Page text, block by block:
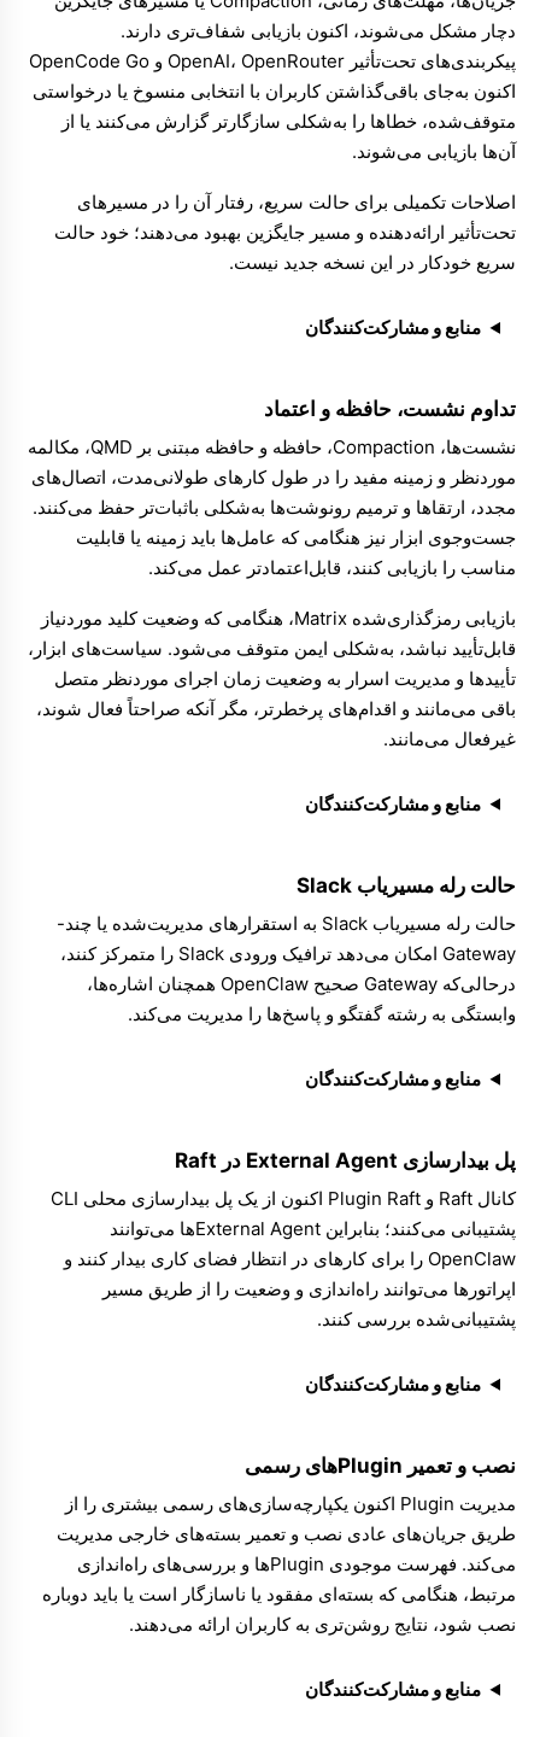
دچار مشکل می‌شوند، اکنون بازیابی شفاف‌تری دارند.
پیکربندی‌های تحت‌تأثیر
OpenAI، OpenRouter و OpenCode Go
اکنون به‌جای باقی‌گذاشتن کاربران با انتخابی منسوخ یا درخواستی
متوقف‌شده، خطاها را به‌شکلی سازگارتر گزارش می‌کنند یا از
آن‌ها بازیابی می‌شوند.
اصلاحات تکمیلی برای حالت سریع، رفتار آن را در مسیرهای
تحت‌تأثیر ارائه‌دهنده و مسیر جایگزین بهبود می‌دهند؛ خود حالت
سریع خودکار در این نسخه جدید نیست.
منابع و مشارکت‌کنندگان
تداوم نشست، حافظه و اعتماد
نشست‌ها، Compaction، حافظه و حافظه مبتنی بر QMD
، مکالمه
موردنظر و زمینه مفید را در طول کارهای طولانی‌مدت، اتصال‌های
مجدد، ارتقاها و ترمیم رونوشت‌ها به‌شکلی باثبات‌تر حفظ می‌کنند.
جست‌وجوی ابزار نیز هنگامی که عامل‌ها باید زمینه یا قابلیت
مناسب را بازیابی کنند، قابل‌اعتمادتر عمل می‌کند.
بازیابی رمزگذاری‌شده Matrix، هنگامی که وضعیت کلید موردنیاز
قابل‌تأیید نباشد، به‌شکلی ایمن متوقف می‌شود. سیاست‌های ابزار ،
تأییدها و مدیریت اسرار به وضعیت زمان اجرای موردنظر متصل
باقی می‌مانند و اقدام‌های پرخطرتر، مگر آنکه صراحتاً فعال شوند،
غیرفعال می‌مانند.
منابع و مشارکت‌کنندگان
حالت رله مسیریاب Slack
حالت رله مسیریاب Slack
به استقرارهای مدیریت‌شده یا چند-
Gateway امکان می‌دهد ترافیک ورودی Slack را متمرکز کنند،
درحالی‌که Gateway صحیح OpenClaw همچنان اشاره‌ها،
وابستگی به رشته گفتگو و پاسخ‌ها را مدیریت می‌کند.
منابع و مشارکت‌کنندگان
پل بیدارسازی External Agent در Raft
کانال Raft و Plugin Raft
اکنون از یک پل بیدارسازی محلی CLI
پشتیبانی می‌کنند؛ بنابراین External Agentها می‌توانند
OpenClaw را برای کارهای در انتظار فضای کاری بیدار کنند و
اپراتورها می‌توانند راه‌اندازی و وضعیت را از طریق مسیر
پشتیبانی‌شده بررسی کنند.
منابع و مشارکت‌کنندگان
نصب و تعمیر Pluginهای رسمی
مدیریت Plugin
اکنون یکپارچه‌سازی‌های رسمی بیشتری را از
طریق جریان‌های عادی نصب و تعمیر بسته‌های خارجی مدیریت
می‌کند. فهرست موجودی Pluginها
و بررسی‌های راه‌اندازی
مرتبط، هنگامی که بسته‌ای مفقود یا ناسازگار است یا باید دوباره
نصب شود، نتایج روشن‌تری به کاربران ارائه می‌دهند.
منابع و مشارکت‌کنندگان
ابزارها و کارهای زمان‌بندی‌شده